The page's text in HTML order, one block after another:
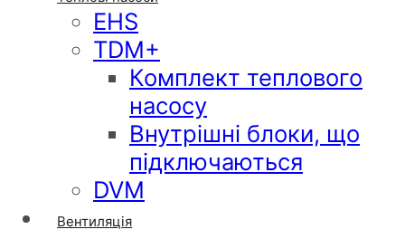
EHS
TDM+
Комплект теплового
насосу
Внутрішні блоки, що
підключаються
DVM
Вентиляція